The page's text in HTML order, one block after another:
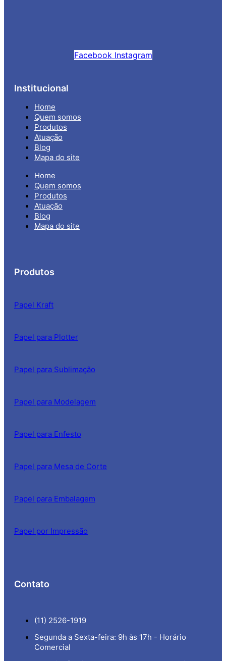
Facebook Instagram
Institucional
Home
Quem somos
Produtos
Atuação
Blog
Mapa do site
Home
Quem somos
Produtos
Atuação
Blog
Mapa do site
Produtos
Papel Kraft
Papel para Plotter
Papel para Sublimação
Papel para Modelagem
Papel para Enfesto
Papel para Mesa de Corte
Papel para Embalagem
Papel por Impressão
Contato
(11) 2526-1919
Segunda a Sexta-feira: 9h às 17h - Horário
Comercial